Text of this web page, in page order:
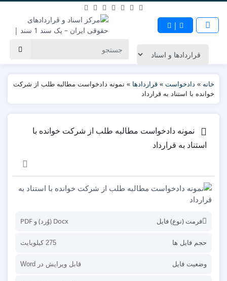
|
خانه » دادخواست » قراردادها » نمونه دادخواست مطالبه طلب از شرکت
خوانده با استناد به قرارداد
نمونه دادخواست مطالبه طلب از شرکت خوانده با
استناد به قرارداد
فرمت (نوع) فایل Docx (وُرد) و PDF
حجم فایل ها 275 کیلوبایت
وضعیت فایل قابل ویرایش در Word